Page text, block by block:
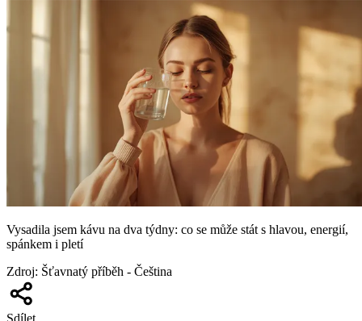
Vysadila jsem kávu na dva týdny: co se může stát s hlavou, energií,
spánkem i pletí
Zdroj: Šťavnatý příběh - Čeština
Sdílet